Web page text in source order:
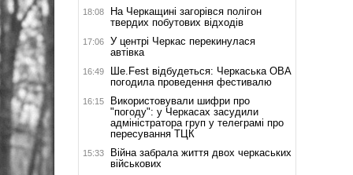
18:08
На Черкащині загорівся полігон
твердих побутових відходів
17:06
У центрі Черкас перекинулася
автівка
16:49
Ше.Fest відбудеться: Черкаська ОВА
погодила проведення фестивалю
16:15
Використовували шифри про
"погоду": у Черкасах засудили
адміністратора груп у телеграмі про
пересування ТЦК
15:33
Війна забрала життя двох черкаських
військових